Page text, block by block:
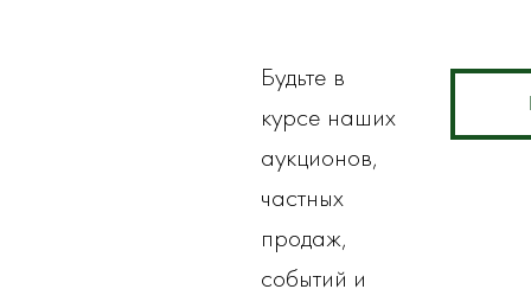
Будьте в
курсе наших
аукционов,
частных
продаж,
событий и